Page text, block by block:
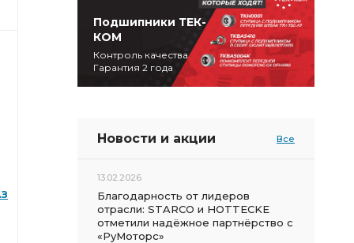
Подшипники ТЕК-
КОМ
Контроль качества
Гарантия 2 года
Новости и акции Все
13.02.2026
Благодарность от лидеров
отрасли: STARCO и HOTTECKE
отметили надёжное партнёрство с
«РуМоторс»